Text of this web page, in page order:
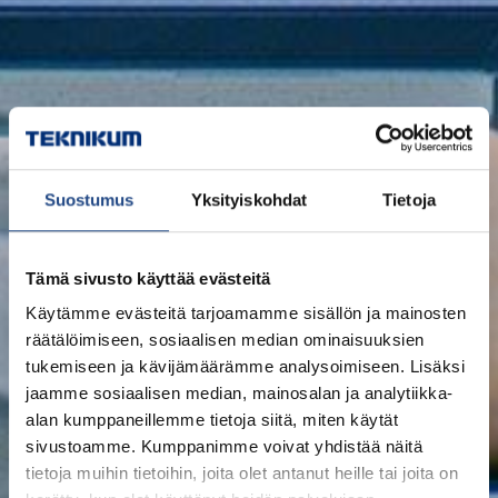
Suostumus Yksityiskohdat Tietoja
Tämä sivusto käyttää evästeitä
Käytämme evästeitä tarjoamamme sisällön ja mainosten
räätälöimiseen, sosiaalisen median ominaisuuksien
tukemiseen ja kävijämäärämme analysoimiseen. Lisäksi
jaamme sosiaalisen median, mainosalan ja analytiikka-
alan kumppaneillemme tietoja siitä, miten käytät
sivustoamme. Kumppanimme voivat yhdistää näitä
tietoja muihin tietoihin, joita olet antanut heille tai joita on